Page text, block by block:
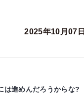
2025年10月07日
は進めんだろうからな?